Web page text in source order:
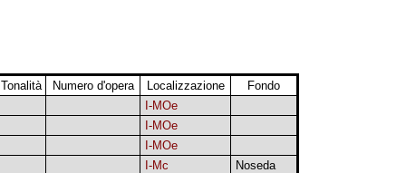
Tonalità Numero d'opera Localizzazione
Fondo
I-MOe
I-MOe
I-MOe
I-Mc
Noseda